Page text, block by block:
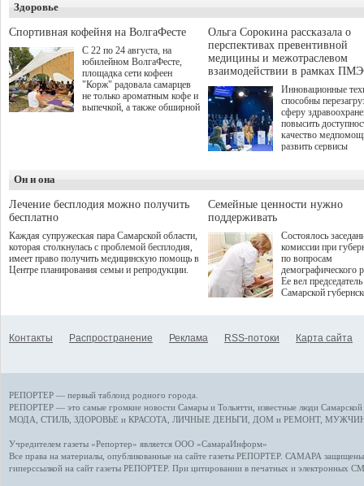
а сам он
Здоровье
Спортивная кофейня на ВолгаФесте
С 22 по 24 августа, на
юбилейном ВолгаФесте,
площадка сети кофеен
"Корж" радовала самарцев
не только ароматным кофе и
выпечкой, а также обширной
Ольга Сорокина рассказала о
перспективах превентивной
медицины и межотраслевом
взаимодействии в рамках
Инновационные
способны
сферу
повысить
качество
развить сервисы
определенными
К ним можно
возникающие при
данными
более динамичного
проникновения
сегмент
отраслевое
рассказала Ольга
ходе сессии
качества жизни" в
ПМЭФ 2025. В
РФ Михаил
представители
Государственной
Он и она
Лечение бесплодия можно получить
бесплатно
Каждая супружеская пара Самарской области,
которая столкнулась с проблемой бесплодия,
имеет право получить медицинскую помощь в
Центре планирования семьи и репродукции.
Семейные ценности нужно
поддерживать
Состоялось
комиссии при
по вопросам
демографического
Ее вел председатель
Самарской
Контакты Распространение Реклама RSS-потоки Карта сайта
РЕПОРТЕР — первый таблоид родного города.
РЕПОРТЕР — это самые громкие новости Самары и Тольятти, известные люди
МОДА, СТИЛЬ ЗДОРОВЬЕ и КРАСОТА ЛИЧНЫЕ ДЕНЬГИ ДОМ и РЕМОНТ,
Учредителем газеты «Репортер» является ООО «СамараИнформ»
Все права на материалы, опубликованные на сайте газеты РЕПОРТЕР. САМАРА защищены.
гиперссылкой на сайт газеты РЕПОРТЕР. При цитировании в печатных и электронных